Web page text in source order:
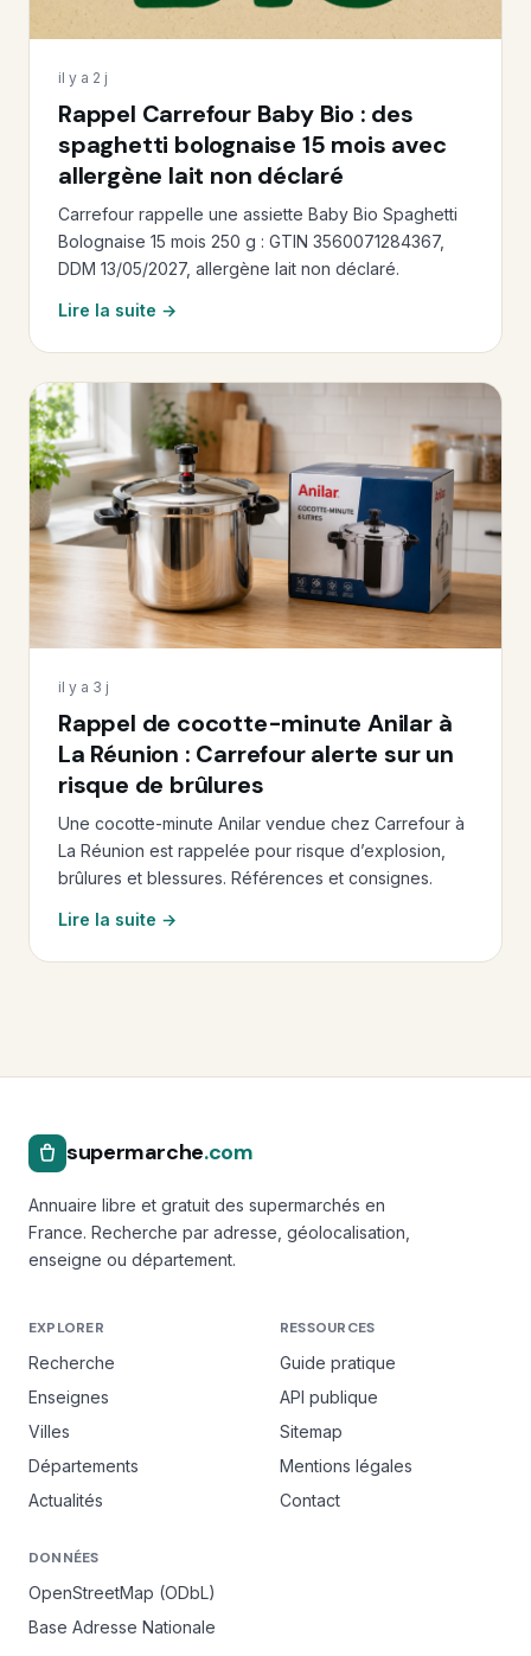
il y a 2 j
Rappel Carrefour Baby Bio : des
spaghetti bolognaise 15 mois avec
allergène lait non déclaré
Carrefour rappelle une assiette Baby Bio Spaghetti
Bolognaise 15 mois 250 g : GTIN 3560071284367,
DDM 13/05/2027, allergène lait non déclaré.
Lire la suite →
il y a 3 j
Rappel de cocotte-minute Anilar à
La Réunion : Carrefour alerte sur un
risque de brûlures
Une cocotte-minute Anilar vendue chez Carrefour à
La Réunion est rappelée pour risque d’explosion,
brûlures et blessures. Références et consignes.
Lire la suite →
supermarche.com
Annuaire libre et gratuit des supermarchés en
France. Recherche par adresse, géolocalisation,
enseigne ou département.
EXPLORER
Recherche
Enseignes
Villes
Départements
Actualités
RESSOURCES
Guide pratique
API publique
Sitemap
Mentions légales
Contact
DONNÉES
OpenStreetMap (ODbL)
Base Adresse Nationale